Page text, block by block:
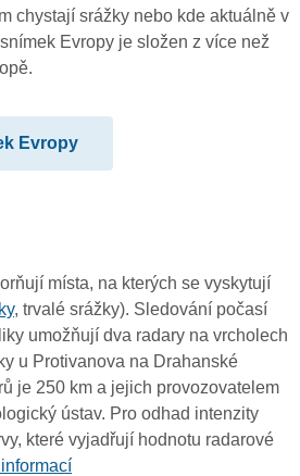
chystají srážky nebo kde aktuálně v
Evropy je složen z více než
Evropy
místa, na kterých se vyskytují
, trvalé srážky). Sledování počasí
umožňují dva radary na vrcholech
u Protivanova na Drahanské
je 250 km a jejich provozovatelem
ústav. Pro odhad intenzity
které vyjadřují hodnotu radarové